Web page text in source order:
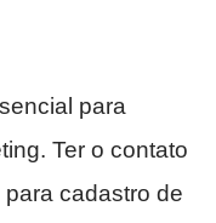
para
Ter o contato
cadastro de